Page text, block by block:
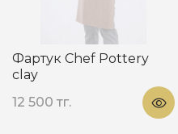
Фартук Chef Рottery
clay
12 500 тг.